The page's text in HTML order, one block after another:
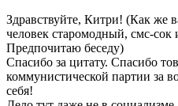
Здравствуйте, Китри! (Как же
человек старомодный, смс-
Предпочитаю беседу)
Спасибо за цитату. Спасибо
коммунистической партии за
себя!